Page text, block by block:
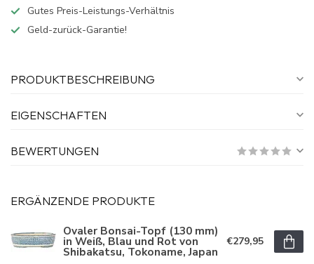
Gutes Preis-Leistungs-Verhältnis
Geld-zurück-Garantie!
PRODUKTBESCHREIBUNG
EIGENSCHAFTEN
BEWERTUNGEN
ERGÄNZENDE PRODUKTE
Ovaler Bonsai-Topf (130 mm)
in Weiß, Blau und Rot von
Shibakatsu, Tokoname, Japan
€279,95